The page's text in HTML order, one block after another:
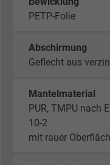
PETP-Folie
Abschirmung
Geflecht aus
Mantelmaterial
PUR, TMPU nach
10-2
mit rauer